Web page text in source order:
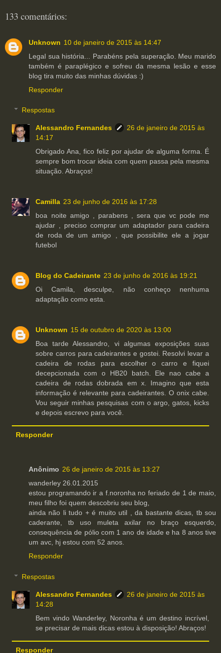
133 comentários:
Unknown 10 de janeiro de 2015 às 14:47
Legal sua história... Parabéns pela superação. Meu marido
também é paraplégico e sofreu da mesma lesão e esse
blog tira muito das minhas dúvidas :)
Responder
Respostas
Alessandro Fernandes
26 de janeiro de 2015 às
14:17
Obrigado Ana, fico feliz por ajudar de alguma forma. É
sempre bom trocar ideia com quem passa pela mesma
situação. Abraços!
Camilla 23 de junho de 2016 às 17:28
boa noite amigo , parabens , sera que vc pode me
ajudar , preciso comprar um adaptador para cadeira
de roda de um amigo , que possibilite ele a jogar
futebol
Blog do Cadeirante 23 de junho de 2016 às 19:21
Oi Camila, desculpe, não conheço nenhuma
adaptação como esta.
Unknown 15 de outubro de 2020 às 13:00
Boa tarde Alessandro, vi algumas exposições suas
sobre carros para cadeirantes e gostei. Resolvi levar a
cadeira de rodas para escolher o carro e fiquei
decepcionada com o HB20 batch. Ele nao cabe a
cadeira de rodas dobrada em x. Imagino que esta
informação é relevante para cadeirantes. O onix cabe.
Vou seguir minhas pesquisas com o argo, gatos, kicks
e depois escrevo para você.
Responder
Anônimo 26 de janeiro de 2015 às 13:27
wanderley 26.01.2015
estou programando ir a f.noronha no feriado de 1 de maio,
meu filho foi quem descobriu seu blog,
ainda não li tudo + é muito util , da bastante dicas, tb sou
caderante, tb uso muleta axilar no braço esquerdo,
consequência de pólio com 1 ano de idade e ha 8 anos tive
um avc, hj estou com 52 anos.
Responder
Respostas
Alessandro Fernandes
26 de janeiro de 2015 às
14:28
Bem vindo Wanderley, Noronha é um destino incrível,
se precisar de mais dicas estou à disposição! Abraços!
Responder